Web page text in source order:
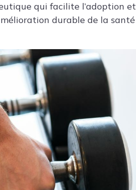
qui facilite l’adoption et
durable de la santé